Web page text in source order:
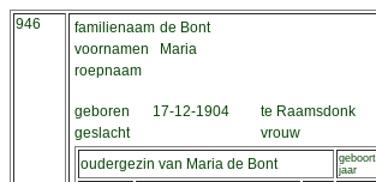
946 familienaam de Bont
voornamen
Maria
roepnaam
geboren 17-12-1904
te Raamsdonk
geslacht
vrouw
oudergezin van Maria de Bont
jaar